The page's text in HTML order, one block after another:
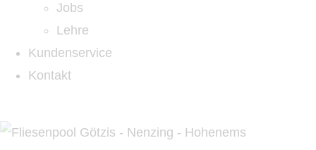
Jobs
Lehre
Kundenservice
Kontakt